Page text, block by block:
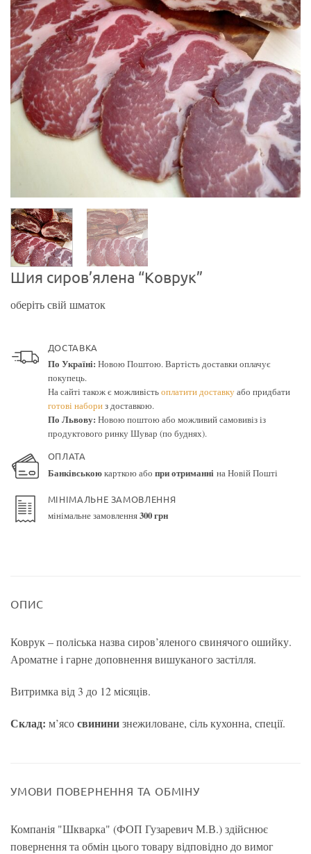
Шия сиров’ялена “Коврук”
оберіть свій шматок
ДОСТАВКА
По Україні: Новою Поштою. Вартість доставки оплачує
покупець.
На сайті також є можливістьоплатити доставкуабо придбати
готові набориз доставкою.
По Львову: Новою поштою або можливий самовивіз із
продуктового ринку Шувар (по буднях).
ОПЛАТА
Банківськоюкарткою або при отриманні на Новій Пошті
МІНІМАЛЬНЕ ЗАМОВЛЕННЯ
мінімальне замовлення300 грн
ОПИС
Коврук – поліська назва сиров’яленого свинячого ошийку.
Ароматне і гарне доповнення вишуканого застілля.
Витримка від 3 до 12 місяців.
Склад: м’ясосвининизнежиловане, сіль кухонна, спеції.
УМОВИ ПОВЕРНЕННЯ ТА ОБМІНУ
Компанія "Шкварка" (ФОП Гузаревич М.В.) здійснює
повернення та обмін цього товару відповідно до вимог